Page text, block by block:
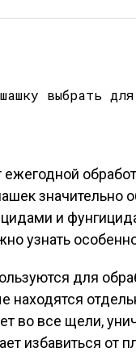
ежегодной
значительно
и
узнать
для
находятся
во все щели,
избавиться от